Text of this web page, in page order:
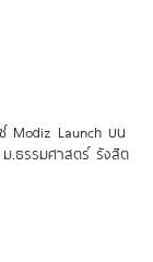
Modiz Launch บน
.ธรรมศาสตร์ รังสิต